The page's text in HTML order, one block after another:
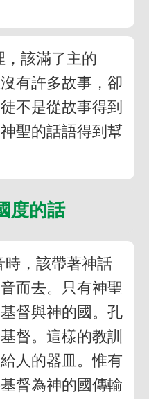
該滿了主的
有許多故事，卻
不是從故事得到
聖的話語得到幫
度的話
，該帶著神話
而去。只有神聖
督與神的國。孔
督。這樣的教訓
人的器皿。惟有
督為神的國傳輸